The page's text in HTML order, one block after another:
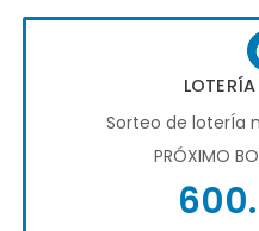
Sorteo de loterÍa
PRÓXIMO